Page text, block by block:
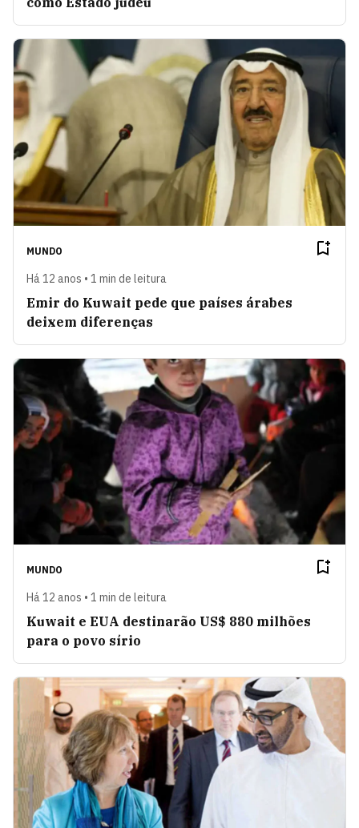
MUNDO
Há 12 anos • 1 min de leitura
Emir do Kuwait pede que países árabes
deixem diferenças
MUNDO
Há 12 anos • 1 min de leitura
Kuwait e EUA destinarão US$ 880 milhões
para o povo sírio